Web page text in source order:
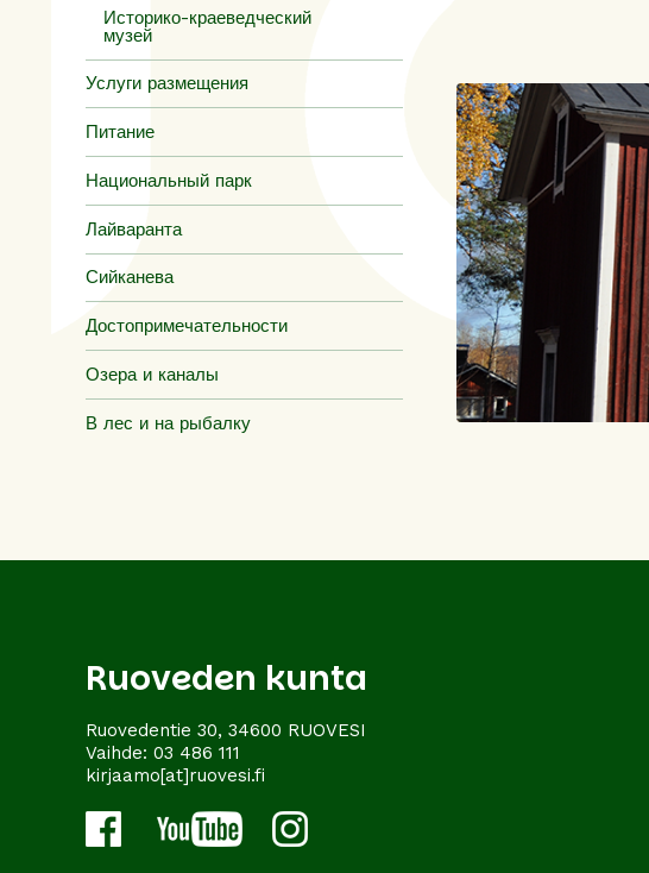
Историко-краеведческий
музей
Услуги размещения
Питание
Национальный парк
Лайваранта
Сийканева
Достопримечательности
Озера и каналы
В лес и на рыбалку
Ruoveden kunta
Ruovedentie 30, 34600 RUOVESI
Vaihde: 03 486 111
kirjaamo[at]ruovesi.fi